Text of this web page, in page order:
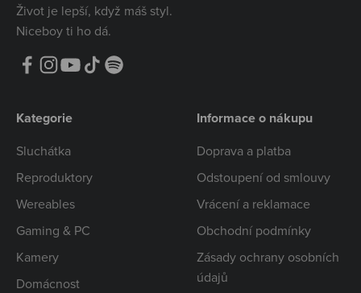
Život je lepší, když máš styl.
Niceboy ti ho dá.
Kategorie
Sluchátka
Reproduktory
Wereables
Gaming & PC
Kamery
Domácnost
Informace o nákupu
Doprava a platba
Odstoupení od smlouvy
Vrácení a reklamace
Obchodní podmínky
Zásady ochrany osobních
údajů